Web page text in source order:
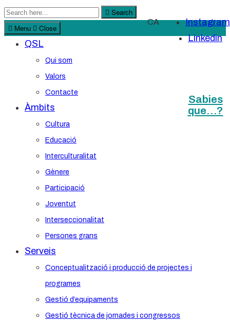
Search
for:
Search
Menu
Close
QSL
Qui som
Valors
Contacte
Àmbits
Cultura
Educació
Interculturalitat
Gènere
Participació
Joventut
Interseccionalitat
Persones grans
Serveis
Conceptualització i producció de projectes i
programes
Gestió d’equipaments
Gestió tècnica de jornades i congressos
CA
Instagram
Linkedin
Sabies
que…?